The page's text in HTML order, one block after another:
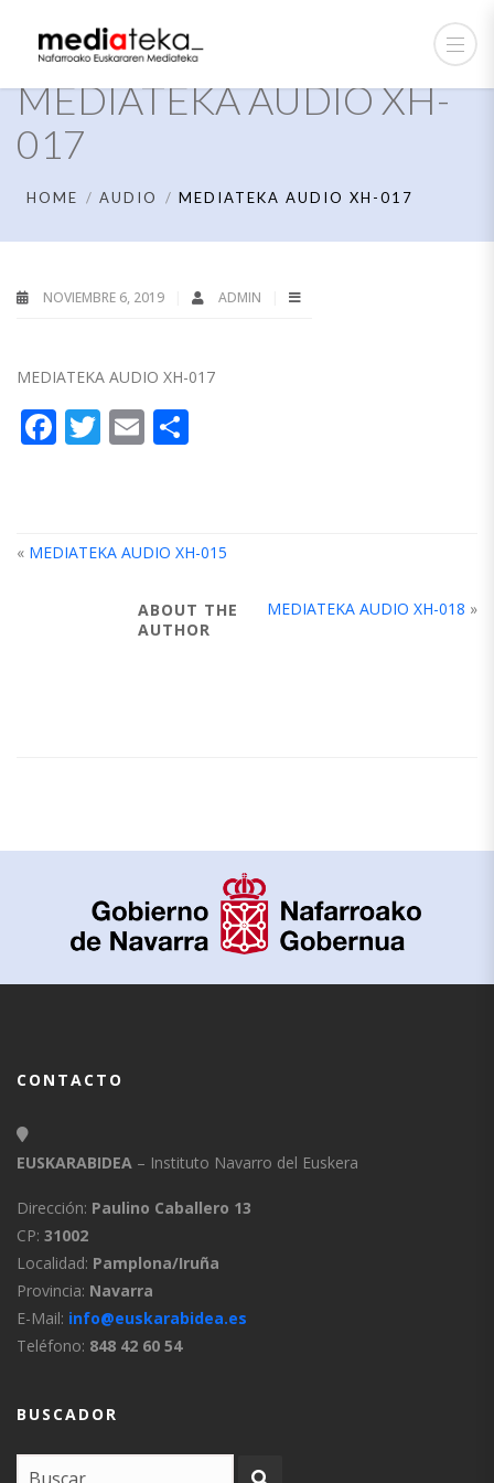
MEDIATEKA AUDIO XH-
017
HOME AUDIO MEDIATEKA AUDIO XH-017
NOVIEMBRE 6, 2019 ADMIN
MEDIATEKA AUDIO XH-017
Facebook
Twitter
Email
« MEDIATEKA AUDIO XH-015
MEDIATEKA AUDIO XH-018 »
ABOUT THE
AUTHOR
CONTACTO
EUSKARABIDEA – Instituto Navarro del Euskera
Dirección: Paulino Caballero 13
CP: 31002
Localidad: Pamplona/Iruña
Provincia: Navarra
E-Mail: info@euskarabidea.es
Teléfono: 848 42 60 54
BUSCADOR